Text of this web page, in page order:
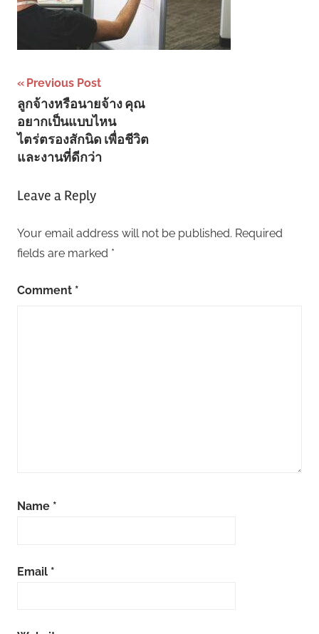
Post
navigation
Previous Post
ลูกจ้างหรือนายจ้าง คุณ
อยากเป็นแบบไหน
ไตร่ตรองสักนิด เพื่อชีวิต
และงานที่ดีกว่า
Leave a Reply
Your email address will not be published. Required
fields are marked *
Comment *
Name *
Email *